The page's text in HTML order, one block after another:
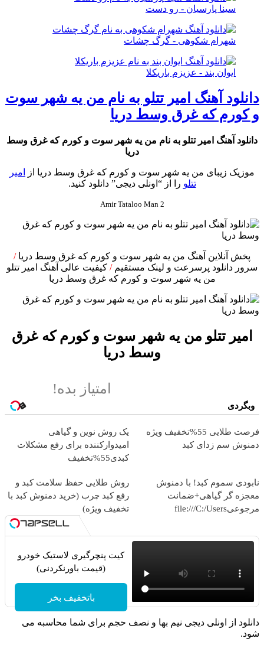
سینا پارسیان - رو دست
شهرام شکوهی - گرگ چشات
ایوان بند - عزیزم باریکلا
دانلود آهنگ امیر تتلو به نام من يه شهر سوت
و كورم كه غرق وسط دريا
دانلود آهنگ امیر تتلو به نام من يه شهر سوت و كورم كه غرق وسط
دريا
موزیک زیبای من يه شهر سوت و كورم كه غرق وسط دريا از
امیر
تتلو را از “اونلی دیجی” دانلود کنید.
Amir Tataloo Man 2
پخش آنلاین آهنگ من يه شهر سوت و كورم كه غرق وسط دريا/
سرور دانلود پرسرعت و لینک مستقیم/ کیفیت عالی آهنگ امیر تتلو
من يه شهر سوت و كورم كه غرق وسط دريا
امیر تتلو من يه شهر سوت و كورم كه غرق
وسط دريا
امتیاز بده!
وبگردی
فرصت طلایی 55%تخفیف ویژه
دمنوش سم زدای کبد
یک روش نوین و گیاهی
امیدوارکننده برای رفع مشکلات
کبدی55%تخفیف
نابودی سموم کبد! با دمنوش
معجزه گر گیاهی+ضمانت
مرجوعیfile:///C:/Users
روش طلایی حفظ سلامت کبد و
رفع کبد چرب (خرید دمنوش کبد با
تخفیف ویژه)
کیت پنچرگیری لاستیک خودرو
(قیمت باورنکردنی)
باتخفیف بخر
دانلود از اونلی دیجی نیم بها و نصف حجم برای شما محاسبه می
شود.